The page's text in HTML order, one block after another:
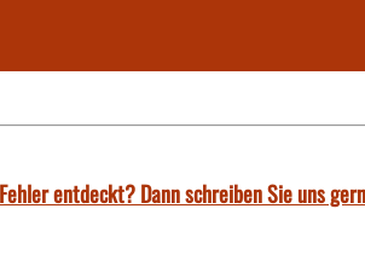
entdeckt? Dann schreiben Sie uns